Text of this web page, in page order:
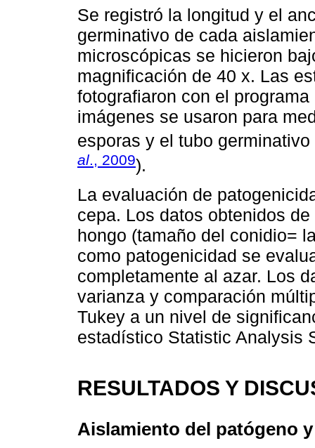
Se registró la longitud y el
germinativo de cada
microscópicas se hicieron
magnificación de 40 x. Las
fotografiaron con el
imágenes se usaron para
esporas y el tubo
al., 2009).
La evaluación de
cepa. Los datos obtenidos
hongo (tamaño del conidio=
como patogenicidad se
completamente al azar. Los
varianza y comparación
Tukey a un nivel de
estadístico Statistic Analysis
RESULTADOS Y
Aislamiento del patógeno